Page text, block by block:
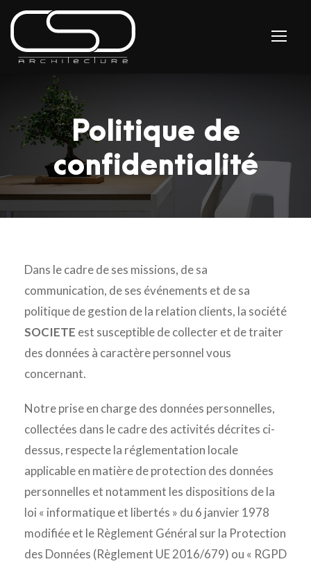
Politique de
confidentialité
Dans le cadre de ses missions, de sa
communication, de ses événements et de sa
politique de gestion de la relation clients, la société
SOCIETE est susceptible de collecter et de traiter
des données à caractère personnel vous
concernant.
Notre prise en charge des données personnelles,
collectées dans le cadre des activités décrites ci-
dessus, respecte la réglementation locale
applicable en matière de protection des données
personnelles et notamment les dispositions de la
loi « informatique et libertés » du 6 janvier 1978
modifiée et le Règlement Général sur la Protection
des Données (Règlement UE 2016/679) ou « RGPD